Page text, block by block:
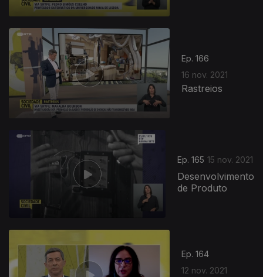
Ep. 166
16 nov. 2021
Rastreios
Ep. 165 15 nov. 2021
Desenvolvimento
de Produto
Ep. 164
12 nov. 2021